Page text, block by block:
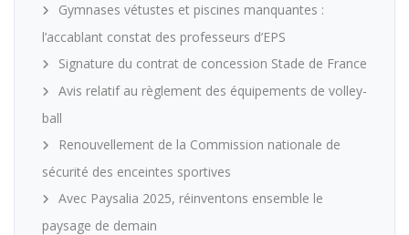
Gymnases vétustes et piscines manquantes :
l’accablant constat des professeurs d’EPS
Signature du contrat de concession Stade de France
Avis relatif au règlement des équipements de volley-
ball
Renouvellement de la Commission nationale de
sécurité des enceintes sportives
Avec Paysalia 2025, réinventons ensemble le
paysage de demain